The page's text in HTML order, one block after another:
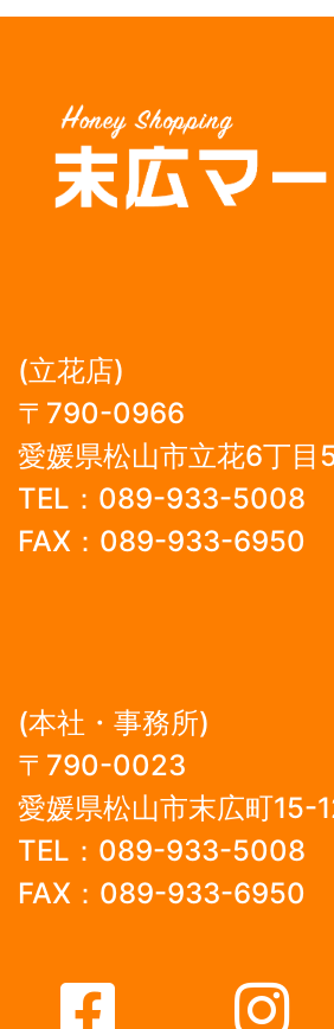
(立花店)
〒790-0966
愛媛県松山市立花6丁目
TEL：089-933-5008
FAX：089-933-6950
(本社・事務所)
〒790-0023
愛媛県松山市末広町15-
TEL：089-933-5008
FAX：089-933-6950